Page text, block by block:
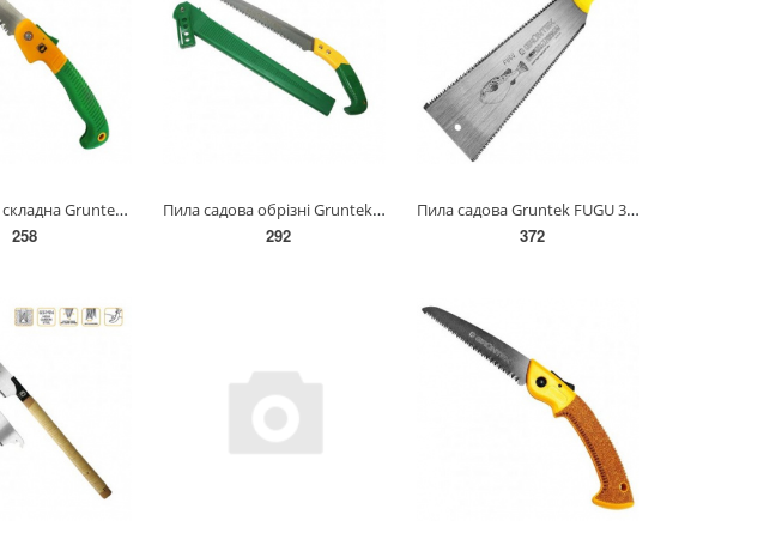
Пила садова складна Gruntek Hai 180 мм.(295500180)
258
Пила садова обрізні Gruntek BARRAKUDA 300 мм. 295500300
292
Пила садова Gruntek FUGU 300 мм 295501303
372